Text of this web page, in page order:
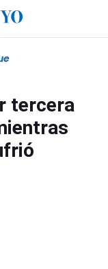
tercera